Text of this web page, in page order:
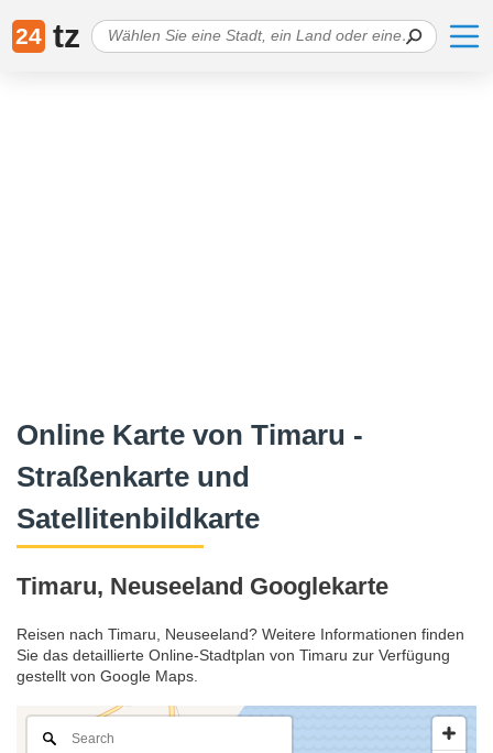
24 tz
Online Karte von Timaru -
Straßenkarte und
Satellitenbildkarte
Timaru, Neuseeland Googlekarte
Reisen nach Timaru, Neuseeland? Weitere Informationen finden
Sie das detaillierte Online-Stadtplan von Timaru zur Verfügung
gestellt von Google Maps.